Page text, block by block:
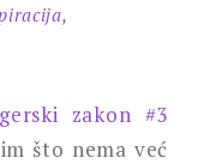
,
zakon #3
što nema već